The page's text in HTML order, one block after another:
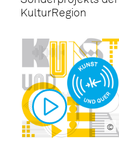
KulturRegion
©